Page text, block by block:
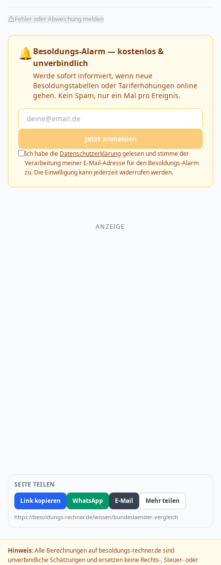
Fehler oder Abweichung melden
🔔Besoldungs-Alarm — kostenlos &
unverbindlich
Werde sofort informiert, wenn neue
Besoldungstabellen oder Tariferhöhungen online
gehen. Kein Spam, nur ein Mal pro Ereignis.
Jetzt anmelden
Ich habe die Datenschutzerklärunggelesen und stimme der
Verarbeitung meiner E-Mail-Adresse für den Besoldungs-Alarm
zu. Die Einwilligung kann jederzeit widerrufen werden.
ANZEIGE
SEITE TEILEN
Link kopieren
WhatsApp E-Mail Mehr teilen
https://besoldungs-rechner.de/wissen/bundeslaender-vergleich
Hinweis:Alle Berechnungen auf besoldungs-rechner.de sind
unverbindliche Schätzungen und ersetzen keine Rechts-, Steuer- oder